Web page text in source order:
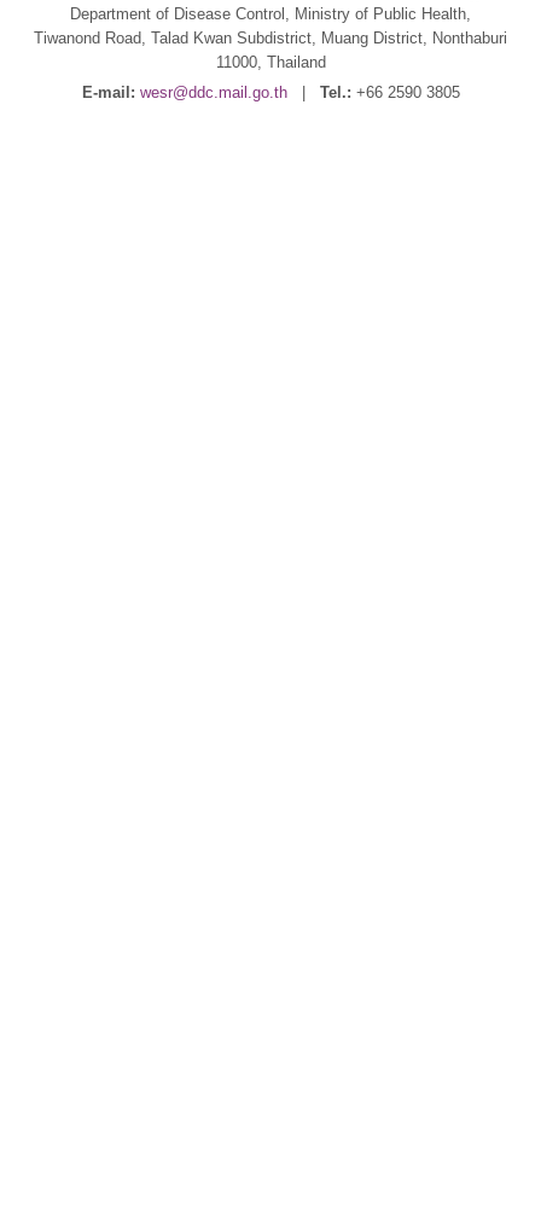
Department of Disease Control, Ministry of Public Health,
Tiwanond Road, Talad Kwan Subdistrict, Muang District, Nonthaburi
11000, Thailand
E-mail: wesr@ddc.mail.go.th| Tel.: +66 2590 3805